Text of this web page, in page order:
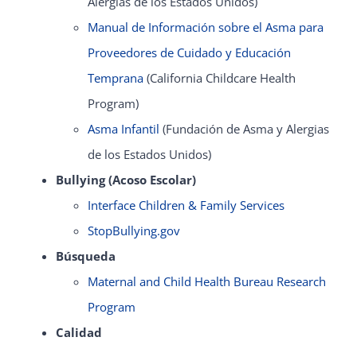
Manual de Información sobre el Asma para
Proveedores de Cuidado y Educación
Temprana (California Childcare Health
Program)
Asma Infantil (Fundación de Asma y Alergias
de los Estados Unidos)
Bullying (Acoso Escolar)
Interface Children & Family Services
StopBullying.gov
Búsqueda
Maternal and Child Health Bureau Research
Program
Calidad